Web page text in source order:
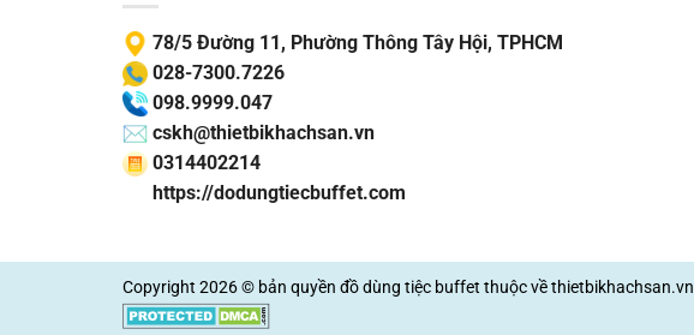
78/5 Đường 11, Phường Thông Tây Hội, TPHCM
028-7300.7226
098.9999.047
cskh@thietbikhachsan.vn
0314402214
https://dodungtiecbuffet.com
Copyright 2026 © bản quyền đồ dùng tiệc buffet thuộc vềthietbikhachsan.vn